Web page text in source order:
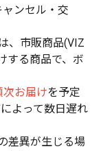
ンセル・交
、市販商品(VIZ
する商品で、ボ
お届けを予定
よって数日遅れ
差異が生じる場